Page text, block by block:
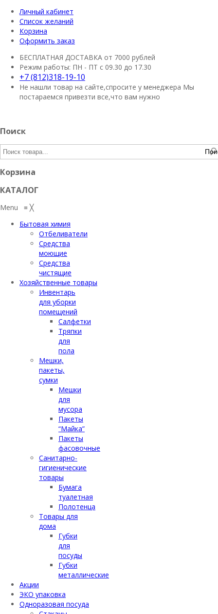
Личный кабинет
Список желаний
Корзина
Оформить заказ
БЕСПЛАТНАЯ ДОСТАВКА от 7000 рублей
Режим работы: ПН - ПТ с 09.30 до 17.30
+7 (812)318-19-10
Не нашли товар на сайте,спросите у менеджера Мы
постараемся привезти все,что вам нужно
Поиск
Корзина
КАТАЛОГ
Menu ≡ ╳
Бытовая химия
Отбеливатели
Средства
моющие
Средства
чистящие
Хозяйственные товары
Инвентарь
для уборки
помещений
Салфетки
Тряпки
для
пола
Мешки,
пакеты,
сумки
Мешки
для
мусора
Пакеты
“Майка”
Пакеты
фасовочные
Санитарно-
гигиенические
товары
Бумага
туалетная
Полотенца
Товары для
дома
Губки
для
посуды
Губки
металлические
Акции
ЭКО упаковка
Одноразовая посуда